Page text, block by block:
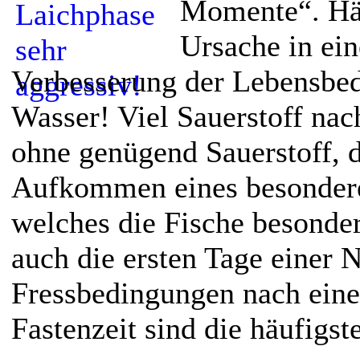
Momente“.
Ursache in
Verbesserung der
Wasser! Viel Sauerstoff
ohne genügend Sauerstoff,
Aufkommen eines
welches die Fische
auch die ersten Tage einer
Fressbedingungen nach
Fastenzeit sind die